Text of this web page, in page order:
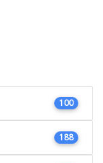
100
188